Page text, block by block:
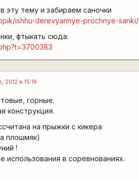
эту тему и забираем саночки
ishhu-derevyannye-prochnye-sanki/
фтыкать сюда:
2012 в 15:16
горные.
конструкция.
на прыжки с кикера
плошмяк)
!
использования в соревнованиях.